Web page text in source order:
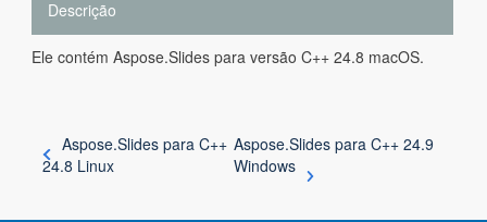
Descrição
Ele contém Aspose.Slides para versão C++ 24.8 macOS.
Aspose.Slides para C++
24.8 Linux
Aspose.Slides para C++ 24.9
Windows